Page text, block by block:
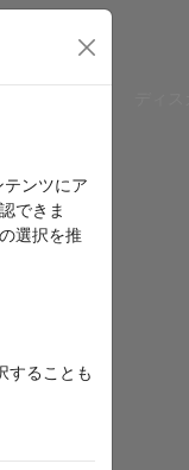
ンツにア
できま
選択を推
することも